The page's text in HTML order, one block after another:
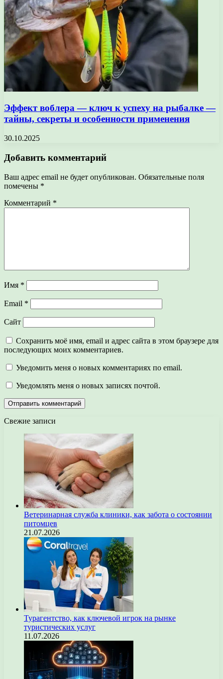
Эффект воблера — ключ к успеху на рыбалке —
тайны, секреты и особенности применения
30.10.2025
Добавить комментарий
Ваш адрес email не будет опубликован. Обязательные поля
помечены *
Комментарий *
Имя *
Email *
Сайт
Сохранить моё имя, email и адрес сайта в этом браузере для
последующих моих комментариев.
Уведомить меня о новых комментариях по email.
Уведомлять меня о новых записях почтой.
Свежие записи
Ветеринарная служба клиники, как забота о состоянии
питомцев
21.07.2026
Турагентство, как ключевой игрок на рынке
туристических услуг
11.07.2026